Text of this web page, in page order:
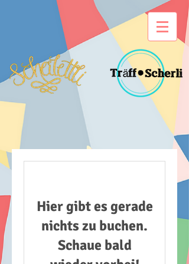
Hier gibt es gerade
nichts zu buchen.
Schaue bald